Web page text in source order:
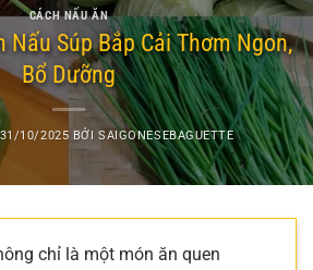
CÁCH NẤU ĂN
Nấu Súp Bắp Cải Thơm Ngon,
Bổ Dưỡng
31/10/2025 BỞISAIGONESEBAGUETTE
chỉ là một món ăn quen